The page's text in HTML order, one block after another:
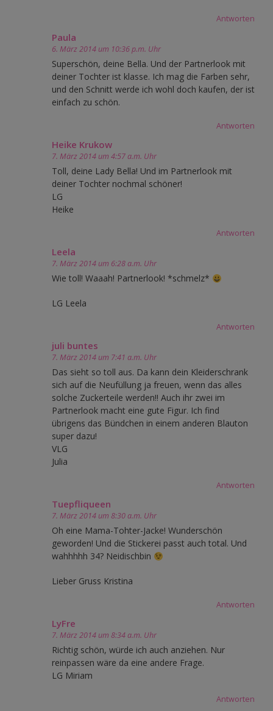
Antworten
Paula
6. März 2014 um 10:36 p.m. Uhr
Superschön, deine Bella. Und der Partnerlook mit
deiner Tochter ist klasse. Ich mag die Farben sehr,
und den Schnitt werde ich wohl doch kaufen, der ist
einfach zu schön.
Antworten
Heike Krukow
7. März 2014 um 4:57 a.m. Uhr
Toll, deine Lady Bella! Und im Partnerlook mit
deiner Tochter nochmal schöner!
LG
Heike
Antworten
Leela
7. März 2014 um 6:28 a.m. Uhr
Wie toll! Waaah! Partnerlook! *schmelz*
LG Leela
Antworten
juli buntes
7. März 2014 um 7:41 a.m. Uhr
Das sieht so toll aus. Da kann dein Kleiderschrank
sich auf die Neufüllung ja freuen, wenn das alles
solche Zuckerteile werden!! Auch ihr zwei im
Partnerlook macht eine gute Figur. Ich find
übrigens das Bündchen in einem anderen Blauton
super dazu!
VLG
Julia
Antworten
Tuepfliqueen
7. März 2014 um 8:30 a.m. Uhr
Oh eine Mama-Tohter-Jacke! Wunderschön
geworden! Und die Stickerei passt auch total. Und
wahhhhh 34? Neidischbin
Lieber Gruss Kristina
Antworten
LyFre
7. März 2014 um 8:34 a.m. Uhr
Richtig schön, würde ich auch anziehen. Nur
reinpassen wäre da eine andere Frage.
LG Miriam
Antworten